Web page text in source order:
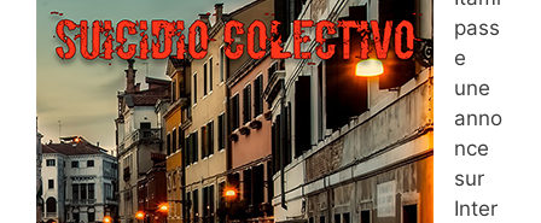
pass
e
une
anno
nce
sur
Inter